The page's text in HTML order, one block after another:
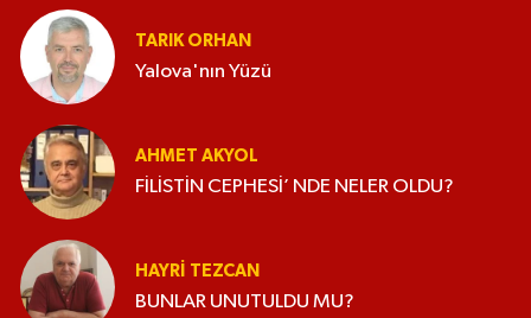
TARIK ORHAN
Yalova'nın Yüzü
AHMET AKYOL
FİLİSTİN CEPHESİ’ NDE NELER OLDU?
HAYRI TEZCAN
BUNLAR UNUTULDU MU?